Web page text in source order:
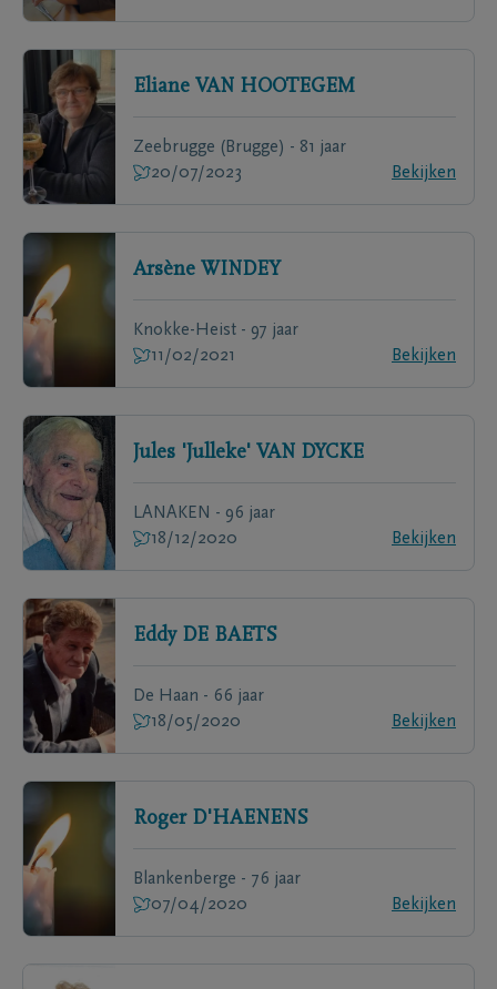
Eliane VAN HOOTEGEM
Zeebrugge (Brugge) - 81 jaar
20/07/2023
Bekijken
Arsène WINDEY
Knokke-Heist - 97 jaar
11/02/2021
Bekijken
Jules 'Julleke' VAN DYCKE
LANAKEN - 96 jaar
18/12/2020
Bekijken
Eddy DE BAETS
De Haan - 66 jaar
18/05/2020
Bekijken
Roger D'HAENENS
Blankenberge - 76 jaar
07/04/2020
Bekijken